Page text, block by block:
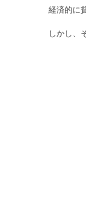
経済的に
しかし、